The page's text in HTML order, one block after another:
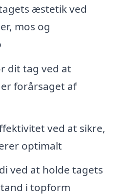
æstetik ved
mos og
dit tag ved at
forårsaget af
ved at sikre,
optimalt
ved at holde tagets
i topform